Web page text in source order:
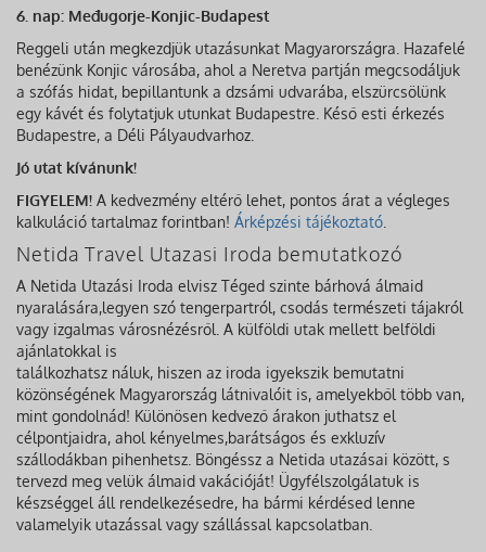
6. nap: Međugorje-Konjic-Budapest
Reggeli után megkezdjük utazásunkat Magyarországra. Hazafelé
benézünk Konjic városába, ahol a Neretva partján megcsodáljuk
a szófás hidat, bepillantunk a dzsámi udvarába, elszürcsölünk
egy kávét és folytatjuk utunkat Budapestre. Késő esti érkezés
Budapestre, a Déli Pályaudvarhoz.
Jó utat kívánunk!
FIGYELEM! A kedvezmény eltérő lehet, pontos árat a végleges
kalkuláció tartalmaz forintban! Árképzési tájékoztató
Netida Travel Utazasi Iroda bemutatkozó
A Netida Utazási Iroda elvisz Téged szinte bárhová álmaid
nyaralására,legyen szó tengerpartról, csodás természeti tájakról
vagy izgalmas városnézésről. A külföldi utak mellett belföldi
ajánlatokkal is
találkozhatsz náluk, hiszen az iroda igyekszik bemutatni
közönségének Magyarország látnivalóit is, amelyekből több van,
mint gondolnád! Különösen kedvező árakon juthatsz el
célpontjaidra, ahol kényelmes,barátságos és exkluzív
szállodákban pihenhetsz. Böngéssz a Netida utazásai között, s
tervezd meg velük álmaid vakációját! Ügyfélszolgálatuk is
készséggel áll rendelkezésedre, ha bármi kérdésed lenne
valamelyik utazással vagy szállással kapcsolatban.